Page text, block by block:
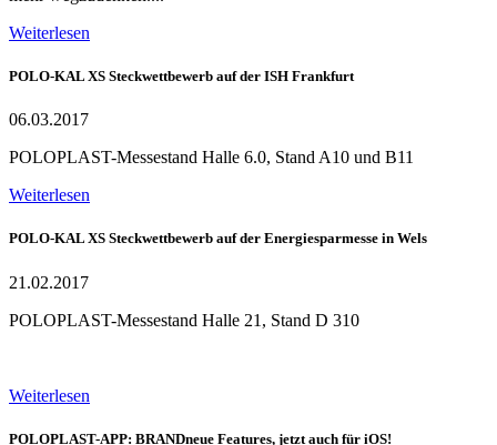
Weiterlesen
POLO-KAL XS Steckwettbewerb auf der ISH Frankfurt
06.03.2017
POLOPLAST-Messestand Halle 6.0, Stand A10 und B11
Weiterlesen
POLO-KAL XS Steckwettbewerb auf der Energiesparmesse in Wels
21.02.2017
POLOPLAST-Messestand Halle 21, Stand D 310
Weiterlesen
POLOPLAST-APP: BRANDneue Features, jetzt auch für iOS!